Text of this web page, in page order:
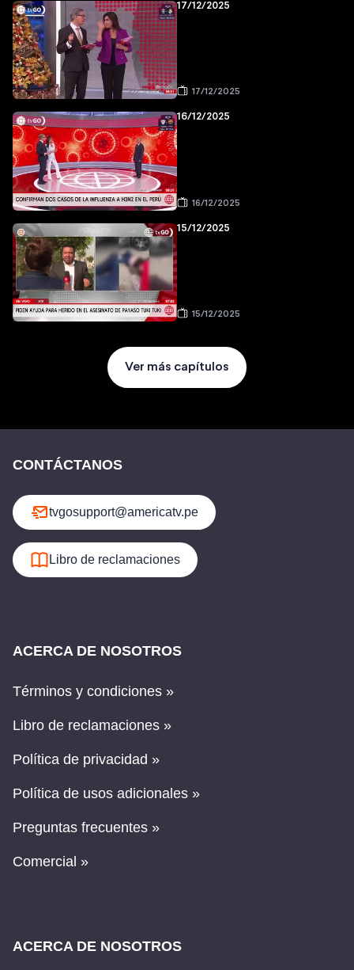
17/12/2025
17/12/2025
16/12/2025
16/12/2025
15/12/2025
15/12/2025
Ver más capítulos
CONTÁCTANOS
tvgosupport@americatv.pe
Libro de reclamaciones
ACERCA DE NOSOTROS
Términos y condiciones »
Libro de reclamaciones »
Política de privacidad »
Política de usos adicionales »
Preguntas frecuentes »
Comercial »
ACERCA DE NOSOTROS